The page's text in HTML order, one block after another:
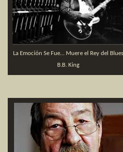
La Emoción Se Fue… Muere el Rey del Blues
B.B. King